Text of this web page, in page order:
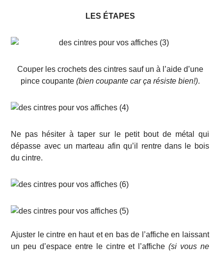
LES ÉTAPES
Couper les crochets des cintres sauf un à l’aide d’une
pince coupante(bien coupante car ça résiste bien!).
Ne pas hésiter à taper sur le petit bout de métal qui
dépasse avec un marteau afin qu’il rentre dans le bois
du cintre.
Ajuster le cintre en haut et en bas de l’affiche en laissant
un peu d’espace entre le cintre et l’affiche (si vous ne